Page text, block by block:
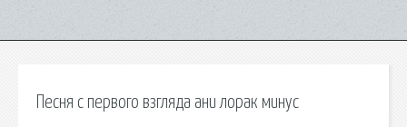
Песня с первого взгляда ани лорак минус